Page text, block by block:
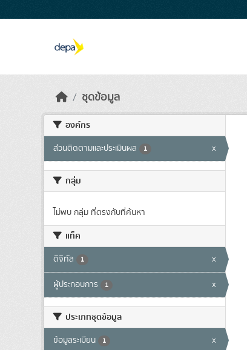
ชุดข้อมูล
องค์กร
ส่วนติดตามและประเมินผล 1 x
กลุ่ม
ไม่พบ กลุ่ม ที่ตรงกับที่ค้นหา
แท็ค
ดิจิทัล 1 x
ผู้ประกอบการ 1 x
ประเภทชุดข้อมูล
ข้อมูลระเบียน 1 x